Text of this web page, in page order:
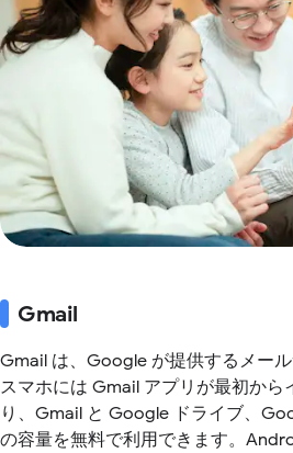
Gmail
Gmail は、Google が提供するメー
スマホには Gmail アプリが最初から
り、Gmail と Google ドライブ、
の容量を無料で利用できます。